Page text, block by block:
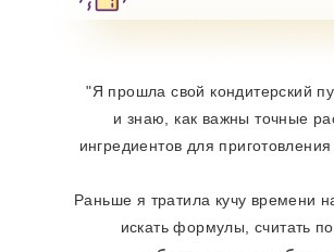
"Я прошла свой кондитерский
и знаю, как важны точные
ингредиентов для приготовления
Раньше я тратила кучу времени
искать формулы, считать